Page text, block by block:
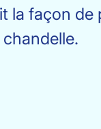
la façon de